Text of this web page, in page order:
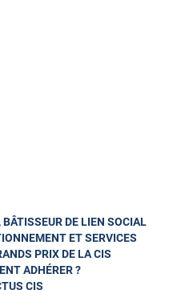
BÂTISSEUR DE LIEN SOCIAL
ET SERVICES
PRIX DE LA CIS
ADHÉRER ?
CIS